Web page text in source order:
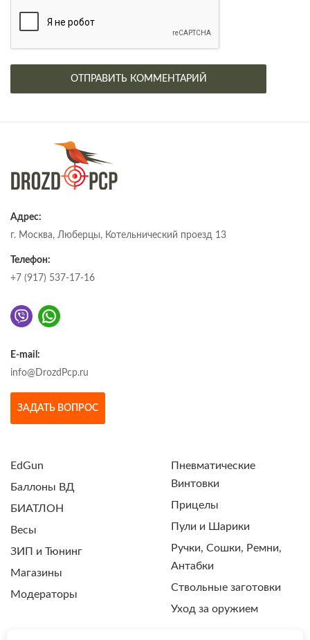
Адрес:
г. Москва, Люберцы, Котельнический проезд 13
Телефон:
+7 (917) 537-17-16
E-mail:
info@DrozdPcp.ru
ЗАДАТЬ ВОПРОС
EdGun
Баллоны ВД
БИАТЛОН
Весы
ЗИП и Тюнинг
Магазины
Модераторы
Пневматические
Винтовки
Прицелы
Пули и Шарики
Ручки, Сошки, Ремни,
Антабки
Ствольные заготовки
Уход за оружием